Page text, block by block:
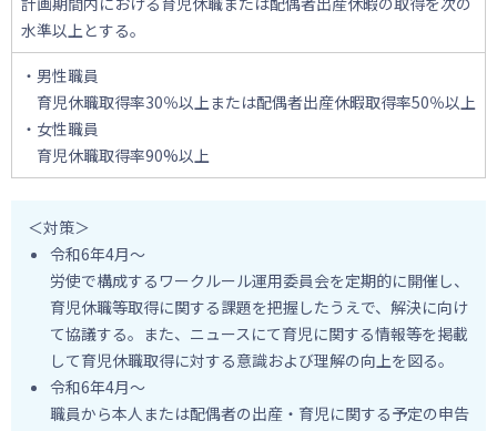
水準以上とする。
・男性職員
育児休職取得率30％以上または配偶者出産休暇取得率50％以上
・女性職員
育児休職取得率90%以上
＜対策＞
令和6年4月～
労使で構成するワークルール運用委員会を定期的に開催し、
育児休職等取得に関する課題を把握したうえで、解決に向け
て協議する。また、ニュースにて育児に関する情報等を掲載
して育児休職取得に対する意識および理解の向上を図る。
令和6年4月～
職員から本人または配偶者の出産・育児に関する予定の申告